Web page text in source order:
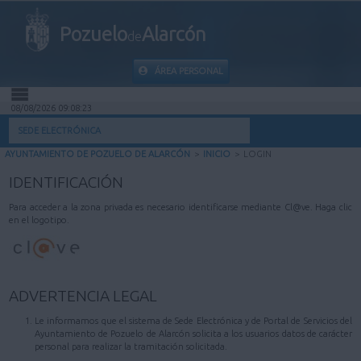
PozuelodeAlarcón
ÁREA PERSONAL
INICIO
MI CARPETA
INFORMACIÓN MUNICIPAL
AYUDA
08/08/2026 09:08:23
SEDE ELECTRÓNICA
AYUNTAMIENTO DE POZUELO DE ALARCÓN > INICIO > LOGIN
IDENTIFICACIÓN
Para acceder a la zona privada es necesario identificarse mediante Cl@ve. Haga clic
en el logotipo.
ADVERTENCIA LEGAL
Le informamos que el sistema de Sede Electrónica y de Portal de Servicios del
Ayuntamiento de Pozuelo de Alarcón solicita a los usuarios datos de carácter
personal para realizar la tramitación solicitada.